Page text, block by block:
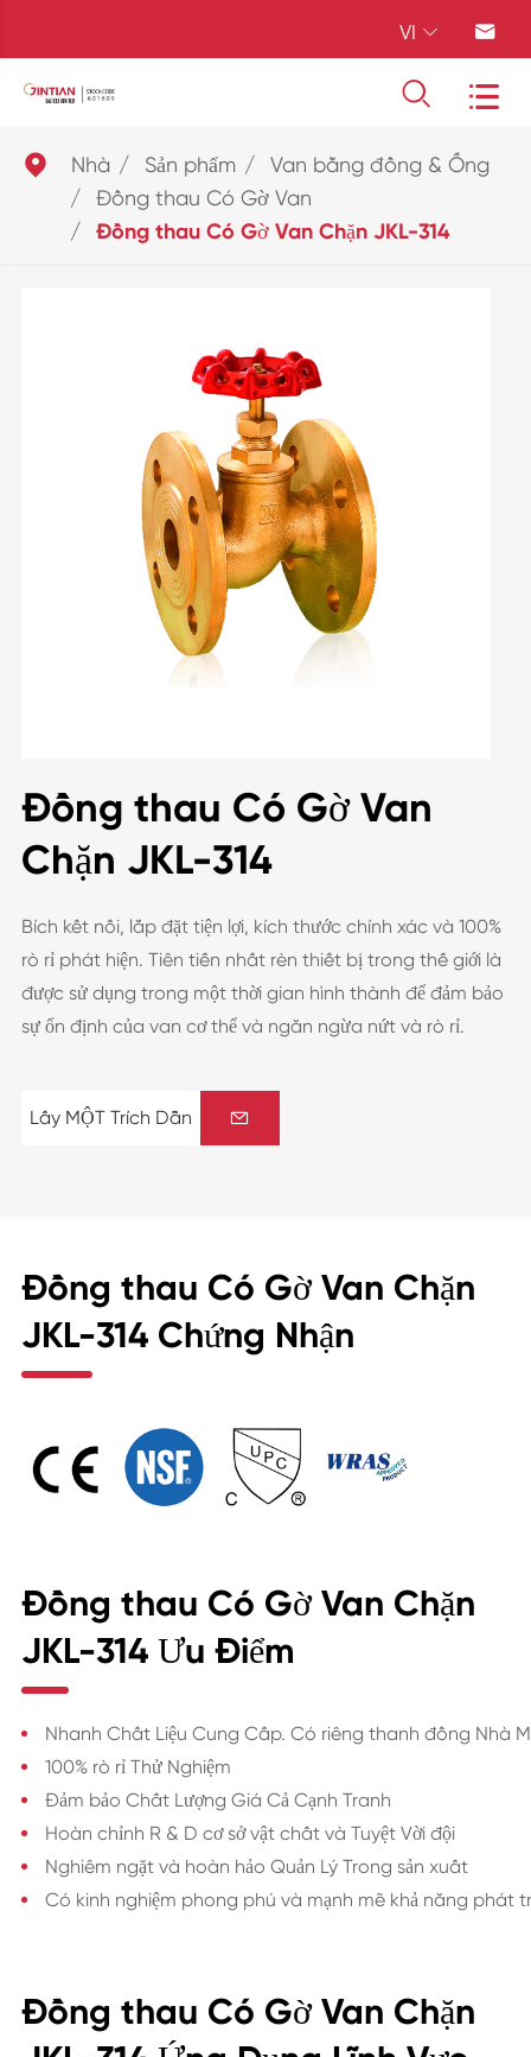
VI  
 
 Nhà Sản phẩm
Van bằng đồng & Ống
Đồng thau Có Gờ Van
Đồng thau Có Gờ Van Chặn JKL-314
Đồng thau Có Gờ Van
Chặn JKL-314
Bích kết nối, lắp đặt tiện lợi, kích thước chính xác và 100%
rò rỉ phát hiện. Tiên tiến nhất rèn thiết bị trong thế giới là
được sử dụng trong một thời gian hình thành để đảm bảo
sự ổn định của van cơ thể và ngăn ngừa nứt và rò rỉ.
Lấy MỘT Trích Dẫn 
Đồng thau Có Gờ Van Chặn
JKL-314 Chứng Nhận
Đồng thau Có Gờ Van Chặn
JKL-314 Ưu Điểm
Nhanh Chất Liệu Cung Cấp. Có riêng thanh đồng Nhà
100% rò rỉ Thử Nghiệm
Đảm bảo Chất Lượng Giá Cả Cạnh Tranh
Hoàn chỉnh R & D cơ sở vật chất và Tuyệt Vời đội
Nghiêm ngặt và hoàn hảo Quản Lý Trong sản xuất
Có kinh nghiệm phong phú và mạnh mẽ khả năng phát
Đồng thau Có Gờ Van Chặn